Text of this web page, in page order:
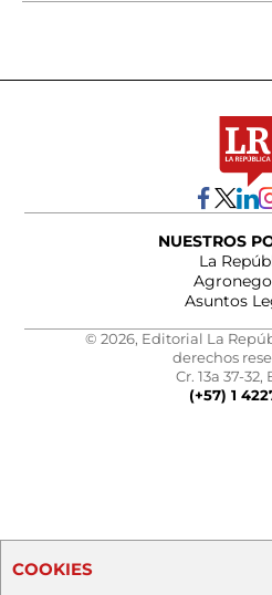
NUESTROS
La
Asuntos
© 2026, Editorial La
derechos
Cr. 13a 37-
(+57) 1
COOKIES